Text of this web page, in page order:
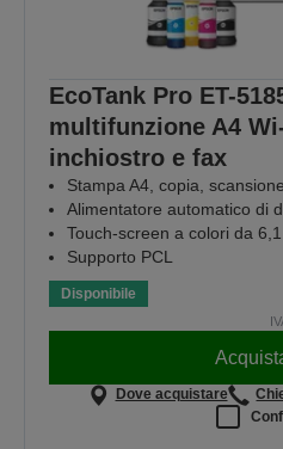
EcoTank Pro ET-
multifunzione A4
inchiostro e fax
Stampa A4, copia,
Alimentatore automatico di
Touch-screen a colori da
Supporto PCL
Disponibile
Dove acquistare